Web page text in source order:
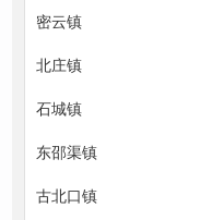
密云镇
北庄镇
石城镇
东邵渠镇
古北口镇